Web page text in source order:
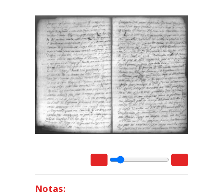
Notas: